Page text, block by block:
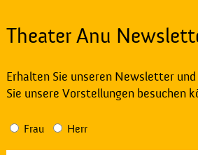
Theater Anu
Erhalten Sie unseren Newsletter
Sie unsere Vorstellungen besuchen
Frau Herr